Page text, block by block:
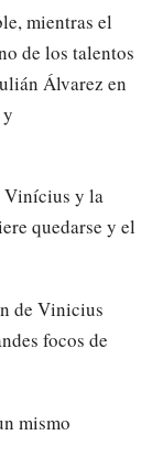
mientras el
de los talentos
Álvarez en
Vinícius y la
quedarse y el
de Vinicius
focos de
mismo